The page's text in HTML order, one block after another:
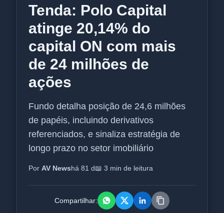
Tenda: Polo Capital
atinge 20,14% do
capital ON com mais
de 24 milhões de
ações
Fundo detalha posição de 24,6 milhões
de papéis, incluindo derivativos
referenciados, e sinaliza estratégia de
longo prazo no setor imobiliário
Por AV Newshá 81 d📖 3 min de leitura
Compartilhar: